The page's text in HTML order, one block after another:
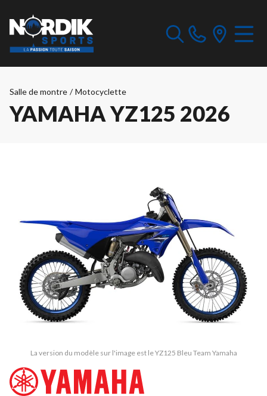
Salle de montre / Motocyclette
YAMAHA YZ125 2026
La version du modèle sur l'image est le YZ125 Bleu Team Yamaha